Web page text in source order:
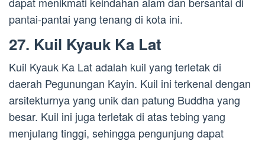
pantai-pantai yang tenang di kota ini.
27. Kuil Kyauk Ka Lat
Kuil Kyauk Ka Lat adalah kuil yang terletak di
daerah Pegunungan Kayin. Kuil ini terkenal dengan
arsitekturnya yang unik dan patung Buddha yang
besar. Kuil ini juga terletak di atas tebing yang
menjulang tinggi, sehingga pengunjung dapat